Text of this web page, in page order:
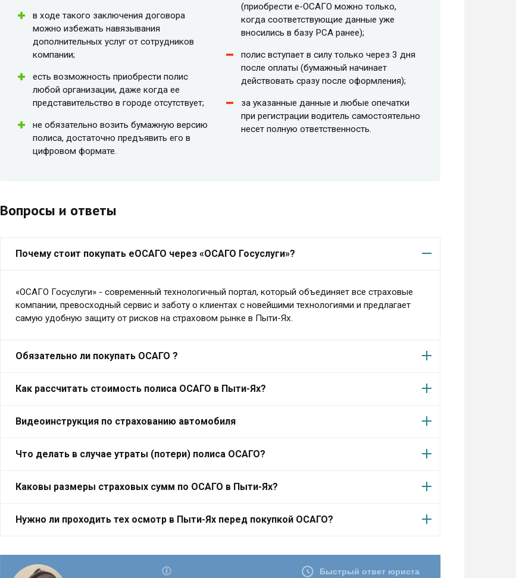
в ходе такого заключения договора
можно избежать навязывания
дополнительных услуг от сотрудников
компании;
есть возможность приобрести полис
любой организации, даже когда ее
представительство в городе отсутствует;
не обязательно возить бумажную версию
полиса, достаточно предъявить его в
цифровом формате.
(приобрести e-ОСАГО можно только,
когда соответствующие данные уже
вносились в базу РСА ранее);
полис вступает в силу только через 3 дня
после оплаты (бумажный начинает
действовать сразу после оформления);
за указанные данные и любые опечатки
при регистрации водитель самостоятельно
несет полную ответственность.
Вопросы и ответы
Почему стоит покупать еОСАГО через «ОСАГО Госуслуги»?
«ОСАГО Госуслуги» - современный технологичный портал, который объединяет все страховые
компании, превосходный сервис и заботу о клиентах с новейшими технологиями и предлагает
самую удобную защиту от рисков на страховом рынке в Пыти-Ях.
Обязательно ли покупать ОСАГО ?
Как рассчитать стоимость полиса ОСАГО в Пыти-Ях?
Видеоинструкция по страхованию автомобиля
Что делать в случае утраты (потери) полиса ОСАГО?
Каковы размеры страховых сумм по ОСАГО в Пыти-Ях?
Нужно ли проходить тех осмотр в Пыти-Ях перед покупкой ОСАГО?